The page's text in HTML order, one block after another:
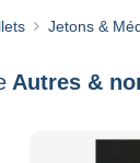
Jetons &
Autres &